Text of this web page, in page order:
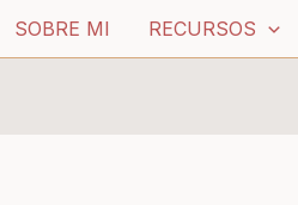
SOBRE MI RECURSOS